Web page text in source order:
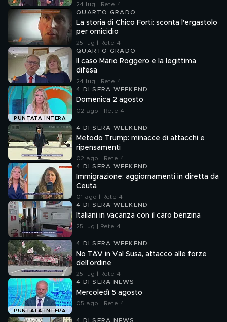
24 lug | Rete 4
QUARTO GRADO
La storia di Chico Forti: sconta l'ergastolo
per omicidio
25 lug | Rete 4
QUARTO GRADO
Il caso Mario Roggero e la legittima
difesa
24 lug | Rete 4
PUNTATA INTERA
4 DI SERA WEEKEND
Domenica 2 agosto
02 ago | Rete 4
4 DI SERA WEEKEND
Metodo Trump: minacce di attacchi e
ripensamenti
02 ago | Rete 4
4 DI SERA WEEKEND
Immigrazione: aggiornamenti in diretta da
Ceuta
01 ago | Rete 4
4 DI SERA WEEKEND
Italiani in vacanza con il caro benzina
25 lug | Rete 4
4 DI SERA WEEKEND
No TAV in Val Susa, attacco alle forze
dell'ordine
25 lug | Rete 4
PUNTATA INTERA
4 DI SERA NEWS
Mercoledì 5 agosto
05 ago | Rete 4
4 DI SERA NEWS